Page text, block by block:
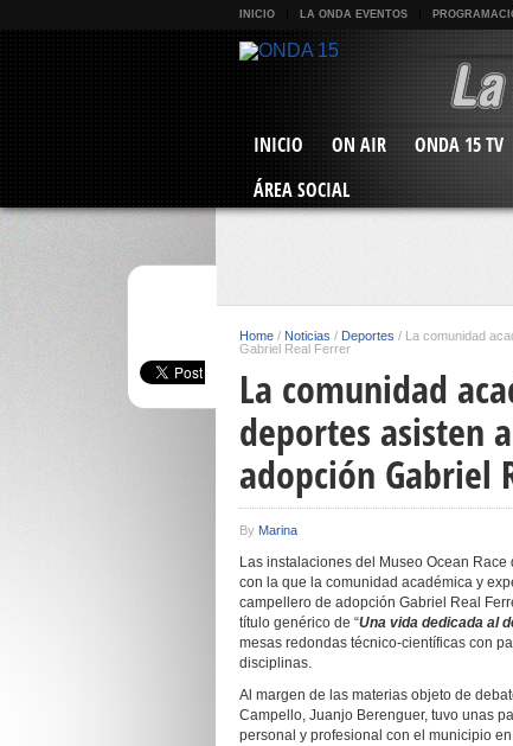
INICIO LA ONDA EVENTOS
INICIO ON AIR ONDA 15 TV
ÁREA SOCIAL
Home / Noticias / Deportes / La comunidad
Gabriel Real Ferrer
La comunidad
deportes asisten
adopción Gabriel
By Marina
Las instalaciones del Museo Ocean
con la que la comunidad académica y
campellero de adopción Gabriel Real
título genérico de “Una vida dedicada al
mesas redondas técnico-científicas con
disciplinas.
Al margen de las materias objeto de
Campello, Juanjo Berenguer, tuvo unas
personal y profesional con el municipio